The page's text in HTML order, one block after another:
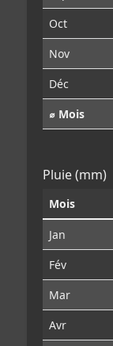
Oct
Nov
Déc
⌀ Mois
Pluie (mm)
Mois
Jan
Fév
Mar
Avr